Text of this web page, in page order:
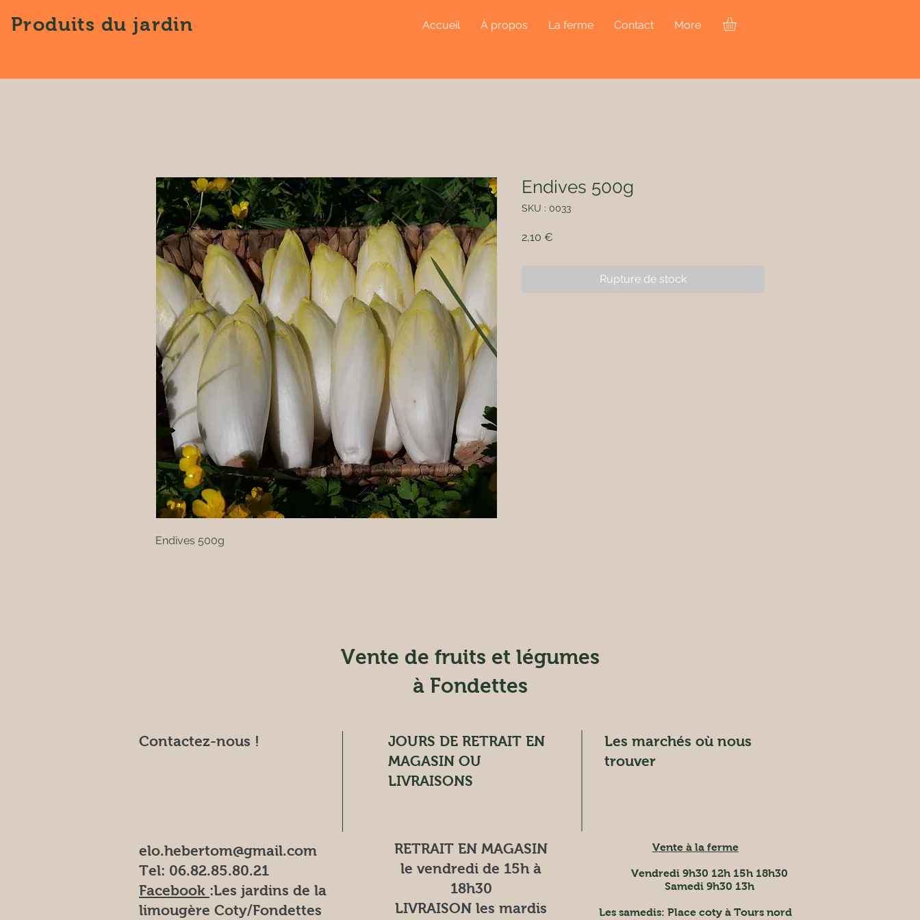
Produits du jardin Accueil À propos La ferme Contact More
Endives 500g
Endives 500g
SKU : 0033
2,10 €
Rupture de stock
Vente de fruits et légumes
à Fondettes
Contactez-nous !
Les marchés où nous
trouver
JOURS DE RETRAIT EN
MAGASIN OU
LIVRAISONS
elo.hebertom@gmail.com
Tel: 06.82.85.80.21
Facebook :Les jardins de la
limougère Coty/Fondettes
RETRAIT EN MAGASIN
le vendredi de 15h à
18h30
LIVRAISON les mardis
Vente à la ferme
Vendredi 9h30 12h 15h 18h30
Samedi 9h30 13h
Les samedis: Place coty à Tours nord